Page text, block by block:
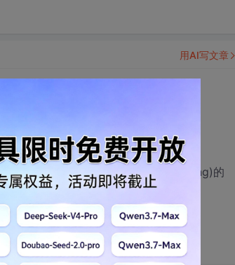
*eventlog)和char
LPTSTR *el_sstring)的
用AI写文章